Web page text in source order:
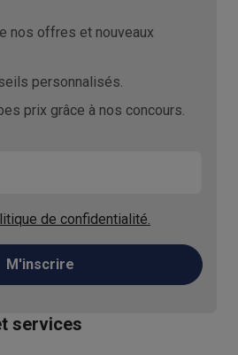
nos offres et nouveaux
personnalisés.
prix grâce à nos concours.
de confidentialité.
M'inscrire
services